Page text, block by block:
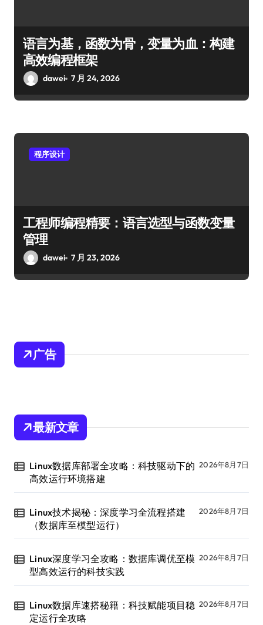
语言为基，函数为骨，变量为血：构建
高效编程框架
dawei 7 月 24, 2026
程序设计
工程师编程精要：语言选型与函数变量
管理
dawei 7 月 23, 2026
广告
最新文章
Linux数据库部署全攻略：科技驱动下的
高效运行环境搭建
2026年8月7日
Linux技术揭秘：深度学习全流程搭建
（数据库至模型运行）
2026年8月7日
Linux深度学习全攻略：数据库调优至模
型高效运行的科技实践
2026年8月7日
Linux数据库速搭秘籍：科技赋能项目稳
定运行全攻略
2026年8月7日